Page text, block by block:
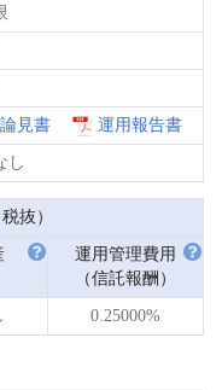
見書 運用報告書
し
抜）
運用管理費用
（信託報酬）
0.25000%